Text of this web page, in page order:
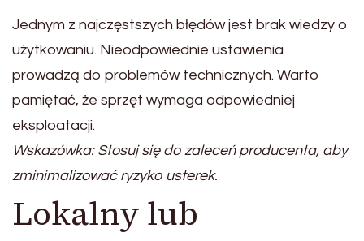
Jednym z najczęstszych błędów jest brak wiedzy o
użytkowaniu. Nieodpowiednie ustawienia
prowadzą do problemów technicznych. Warto
pamiętać, że sprzęt wymaga odpowiedniej
eksploatacji.
Wskazówka: Stosuj się do zaleceń producenta, aby
zminimalizować ryzyko usterek.
Lokalny lub